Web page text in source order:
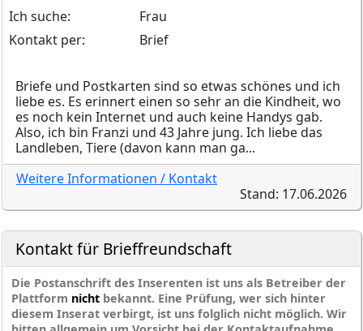
Ich suche:
Frau
Kontakt per:
Brief
Briefe und Postkarten sind so etwas schönes und ich
liebe es. Es erinnert einen so sehr an die Kindheit, wo
es noch kein Internet und auch keine Handys gab.
Also, ich bin Franzi und 43 Jahre jung. Ich liebe das
Landleben, Tiere (davon kann man ga...
Weitere Informationen / Kontakt
Stand: 17.06.2026
Kontakt für Brieffreundschaft
Die Postanschrift des Inserenten ist uns als Betreiber der
Plattform nicht bekannt. Eine Prüfung, wer sich hinter
diesem Inserat verbirgt, ist uns folglich nicht möglich. Wir